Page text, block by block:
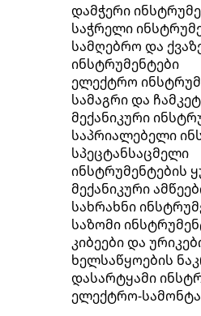
დამჭერი
საჭრელი
სამღებრო და
ინსტრუმენტები
ელექტრო
სამაგრი და
მექანიკური
საპრიალებელი
სპეცტანსაცმელი
ინსტრუმენტების
მექანიკური
სახრახნი
საზომი
კიბეები და
ხელსაწყოების
დასარტყამი
ელექტრო-